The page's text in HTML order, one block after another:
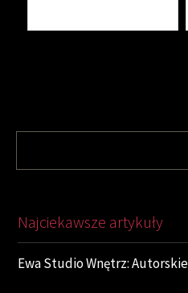
Najciekawsze artykuły
Ewa Studio Wnętrz: